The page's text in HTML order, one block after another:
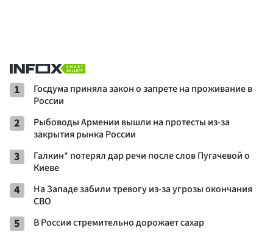
1
Госдума приняла закон о запрете на проживание в
России
2
Рыбоводы Армении вышли на протесты из-за
закрытия рынка России
3
Галкин* потерял дар речи после слов Пугачевой о
Киеве
4
На Западе забили тревогу из-за угрозы окончания
СВО
5 В России стремительно дорожает сахар